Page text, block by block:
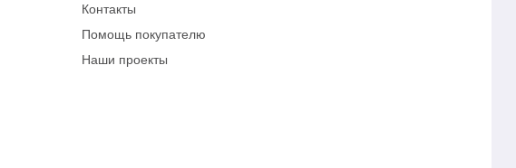
Контакты
Помощь покупателю
Наши проекты